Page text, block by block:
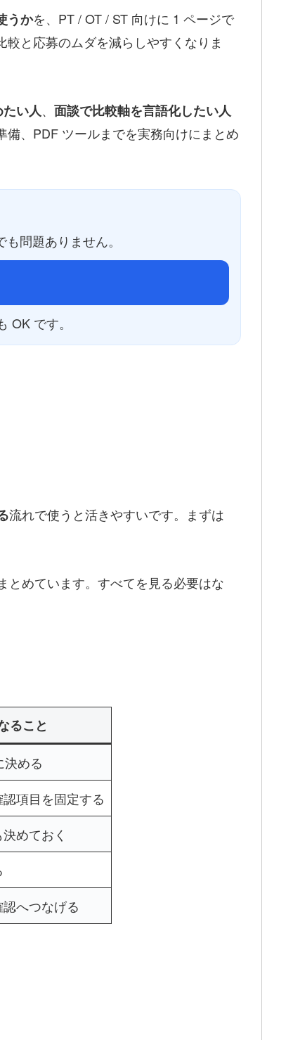
うかを、PT / OT / ST 向けに 1 ページで
と応募のムダを減らしやすくなりま
い人、 面談で比較軸を言語化したい人
、PDF ツールまでを実務向けにまとめ
問題ありません。
OK です。
流れで使うと活きやすいです。まずは
とめています。すべてを見る必要はな
ること
決める
項目を固定する
めておく
へつなげる